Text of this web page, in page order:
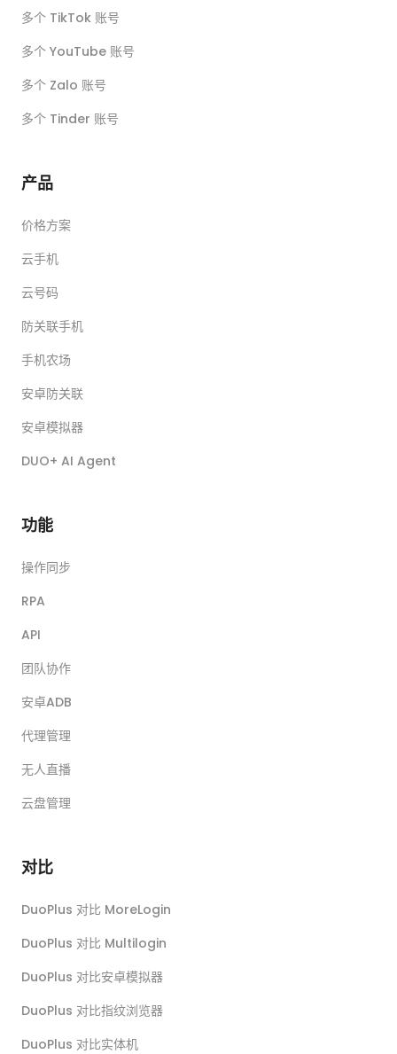
多个 TikTok 账号
多个 YouTube 账号
多个 Zalo 账号
多个 Tinder 账号
产品
价格方案
云手机
云号码
防关联手机
手机农场
安卓防关联
安卓模拟器
DUO+ AI Agent
功能
操作同步
RPA
API
团队协作
安卓ADB
代理管理
无人直播
云盘管理
对比
DuoPlus 对比 MoreLogin
DuoPlus 对比 Multilogin
DuoPlus 对比安卓模拟器
DuoPlus 对比指纹浏览器
DuoPlus 对比实体机